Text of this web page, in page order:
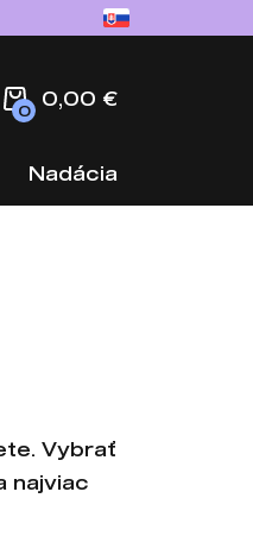
0
0,00 €
Nadácia
Vybrať
najviac